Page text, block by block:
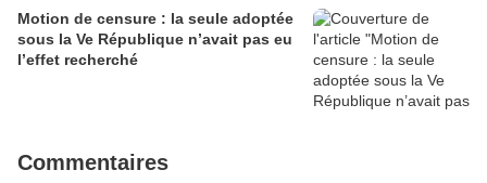
Motion de censure : la seule adoptée
sous la Ve République n’avait pas eu
l’effet recherché
Commentaires